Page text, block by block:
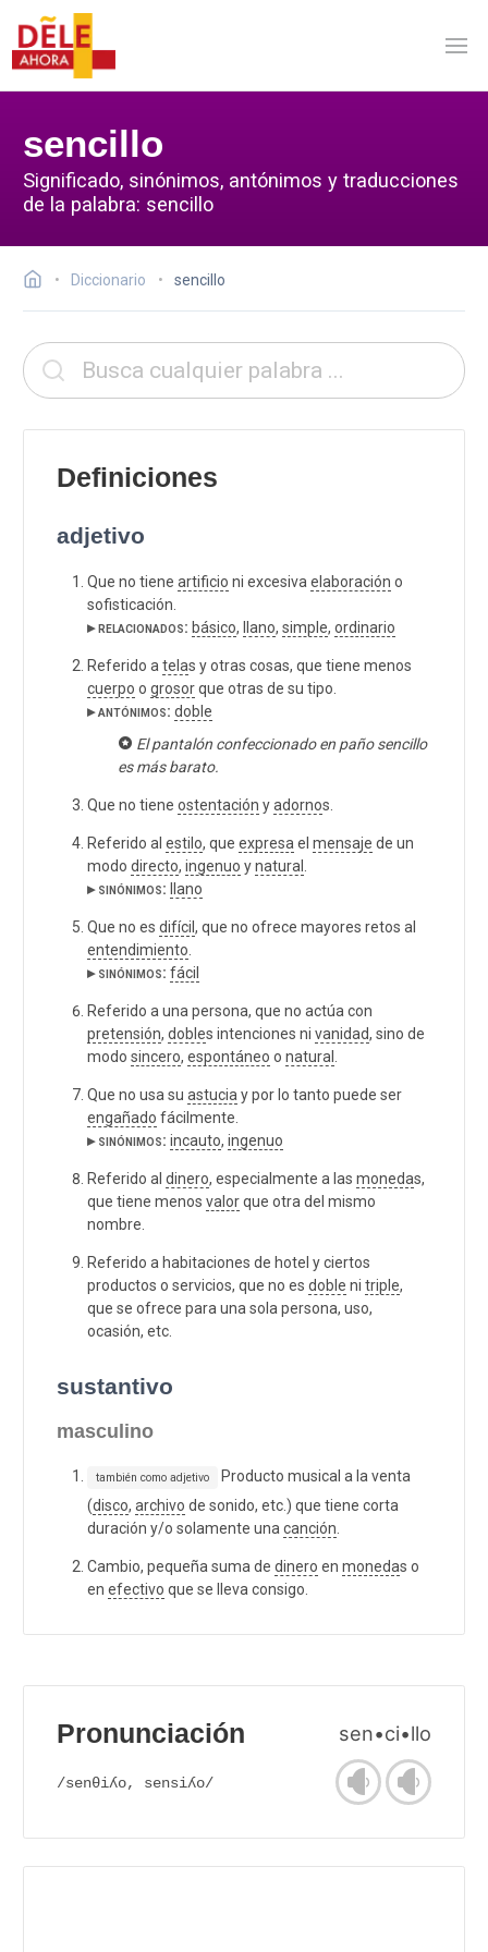
sencillo
Significado, sinónimos, antónimos y traducciones
de la palabra: sencillo
Diccionario sencillo
Definiciones
adjetivo
Que no tiene artificio ni excesiva elaboración o
sofisticación.
▸ relacionados: básico, llano, simple, ordinario
Referido a telas y otras cosas, que tiene menos
cuerpo o grosorque otras de su tipo.
▸ antónimos: doble
El pantalón confeccionado en paño sencillo
es más barato.
Que no tiene ostentación yadornos.
Referido al estilo, que expresa el mensaje de un
modo directo, ingenuo ynatural
▸ sinónimos:
llano
Que no es difícil , que no ofrece mayores retos al
entendimiento
▸ sinónimos: fácil
Referido a una persona, que no actúa con
pretensión, dobles intenciones ni vanidad, sino de
modo sincero, espontáneo o natural
Que no usa su astucia y por lo tanto puede ser
engañado fácilmente.
▸ sinónimos: incauto, ingenuo
Referido al dinero, especialmente a las monedas,
que tiene menos valorque otra del mismo
nombre.
Referido a habitaciones de hotel y ciertos
productos o servicios, que no es doble ni triple,
que se ofrece para una sola persona, uso,
ocasión, etc.
sustantivo
masculino
también como adjetivo
Producto musical a la venta
(disco, archivo de sonido, etc.) que tiene corta
duración y/o solamente una canción
Cambio, pequeña suma de dinero en monedas o
en efectivo que se lleva consigo.
Pronunciación sen•ci•llo
/senθiʎo, sensiʎo/